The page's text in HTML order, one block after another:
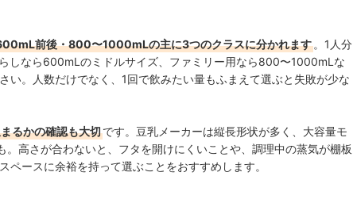
前後・800〜1000mLの主に3つのクラスに分かれます。1人分
しなら600mLのミドルサイズ、ファミリー用なら800〜1000mLな
い。人数だけでなく、1回で飲みたい量もふまえて選ぶと失敗が少な
るかの確認も大切です。豆乳メーカーは縦長形状が多く、大容量モ
高さが合わないと、フタを開けにくいことや、調理中の蒸気が棚板
ペースに余裕を持って選ぶことをおすすめします。